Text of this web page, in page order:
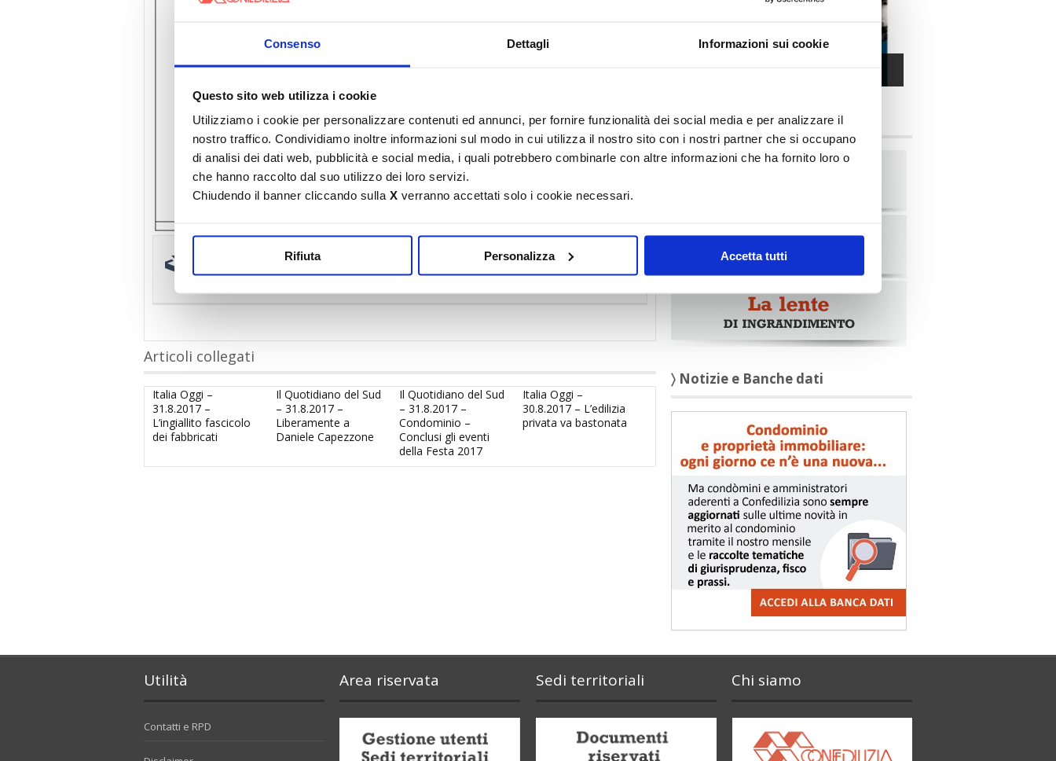
Consenso Dettagli Informazioni sui cookie
Questo sito web utilizza i cookie
Utilizziamo i cookie per personalizzare contenuti ed annunci, per fornire funzionalità dei social media e per analizzare il
nostro traffico. Condividiamo inoltre informazioni sul modo in cui utilizza il nostro sito con i nostri partner che si occupano
di analisi dei dati web, pubblicità e social media, i quali potrebbero combinarle con altre informazioni che ha fornito loro o
che hanno raccolto dal suo utilizzo dei loro servizi.
Chiudendo il banner cliccando sulla X verranno accettati solo i cookie necessari.
Rifiuta Personalizza Accetta tutti
Scarica e stampa il pdf
Articoli collegati
Italia Oggi –
31.8.2017 –
L’ingiallito fascicolo
dei fabbricati
Il Quotidiano del Sud
– 31.8.2017 –
Liberamente a
Daniele Capezzone
Il Quotidiano del Sud
– 31.8.2017 –
Condominio –
Conclusi gli eventi
della Festa 2017
Italia Oggi –
30.8.2017 – L’edilizia
privata va bastonata
〉 Rubriche
〉 Notizie e Banche dati
Utilità
Contatti e RPD
Area riservata Sedi territoriali Chi siamo